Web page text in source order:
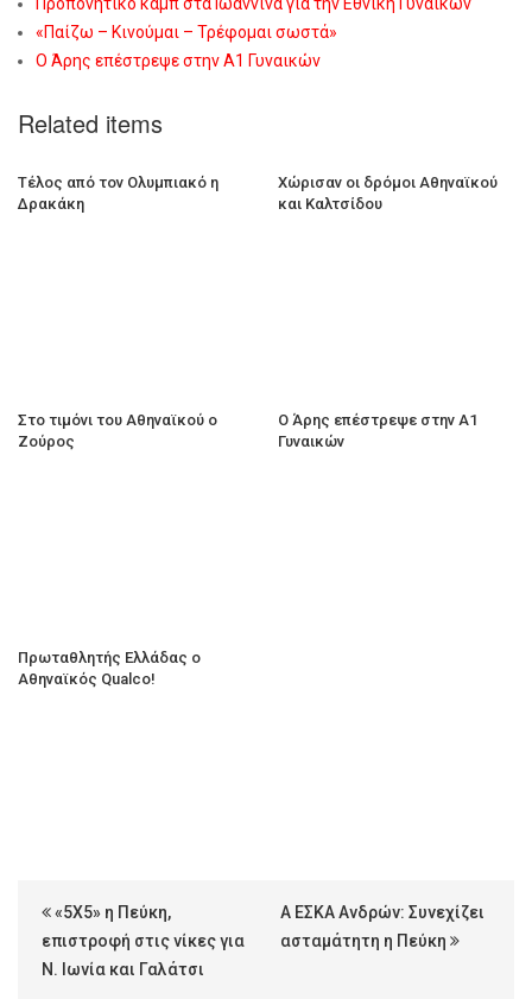
«Παίζω – Κινούμαι – Τρέφομαι σωστά»
Ο Άρης επέστρεψε στην Α1 Γυναικών
Related items
Τέλος από τον Ολυμπιακό η
Δρακάκη
Χώρισαν οι δρόμοι Αθηναϊκού
και Καλτσίδου
Στο τιμόνι του Αθηναϊκού ο
Ζούρος
Ο Άρης επέστρεψε στην Α1
Γυναικών
Πρωταθλητής Ελλάδας ο
Αθηναϊκός Qualco!
«5Χ5» η Πεύκη,
επιστροφή στις νίκες για
Ν. Ιωνία και Γαλάτσι
Α ΕΣΚΑ Ανδρών: Συνεχίζει
ασταμάτητη η Πεύκη